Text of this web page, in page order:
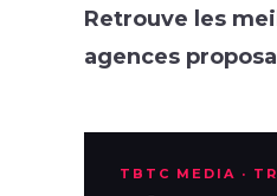
Retrouve les
agences
TBTC MEDIA ·